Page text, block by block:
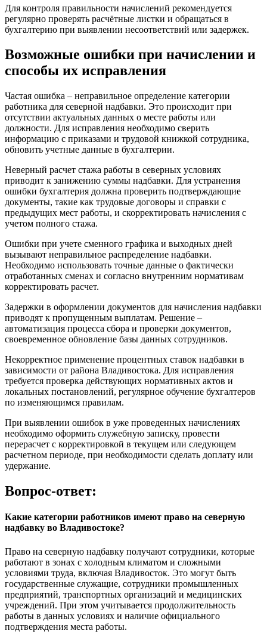
Для контроля правильности начислений рекомендуется
регулярно проверять расчётные листки и обращаться в
бухгалтерию при выявлении несоответствий или задержек.
Возможные ошибки при начислении и
способы их исправления
Частая ошибка – неправильное определение категории
работника для северной надбавки. Это происходит при
отсутствии актуальных данных о месте работы или
должности. Для исправления необходимо сверить
информацию с приказами и трудовой книжкой сотрудника,
обновить учетные данные в бухгалтерии.
Неверный расчет стажа работы в северных условиях
приводит к занижению суммы надбавки. Для устранения
ошибки бухгалтерия должна проверить подтверждающие
документы, такие как трудовые договоры и справки с
предыдущих мест работы, и скорректировать начисления с
учетом полного стажа.
Ошибки при учете сменного графика и выходных дней
вызывают неправильное распределение надбавки.
Необходимо использовать точные данные о фактически
отработанных сменах и согласно внутренним нормативам
корректировать расчет.
Задержки в оформлении документов для начисления надбавки
приводят к пропущенным выплатам. Решение –
автоматизация процесса сбора и проверки документов,
своевременное обновление базы данных сотрудников.
Некорректное применение процентных ставок надбавки в
зависимости от района Владивостока. Для исправления
требуется проверка действующих нормативных актов и
локальных постановлений, регулярное обучение бухгалтеров
по изменяющимся правилам.
При выявлении ошибок в уже проведенных начислениях
необходимо оформить служебную записку, провести
перерасчет с корректировкой в текущем или следующем
расчетном периоде, при необходимости сделать доплату или
удержание.
Вопрос-ответ:
Какие категории работников имеют право на северную
надбавку во Владивостоке?
Право на северную надбавку получают сотрудники, которые
работают в зонах с холодным климатом и сложными
условиями труда, включая Владивосток. Это могут быть
государственные служащие, сотрудники промышленных
предприятий, транспортных организаций и медицинских
учреждений. При этом учитывается продолжительность
работы в данных условиях и наличие официального
подтверждения места работы.